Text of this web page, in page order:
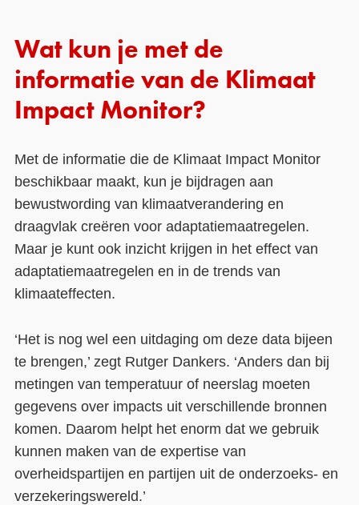
Wat kun je met de
informatie van de Klimaat
Impact Monitor?
Met de informatie die de Klimaat Impact Monitor
beschikbaar maakt, kun je bijdragen aan
bewustwording van klimaatverandering en
draagvlak creëren voor adaptatiemaatregelen.
Maar je kunt ook inzicht krijgen in het effect van
adaptatiemaatregelen en in de trends van
klimaateffecten.
‘Het is nog wel een uitdaging om deze data bijeen
te brengen,’ zegt Rutger Dankers. ‘Anders dan bij
metingen van temperatuur of neerslag moeten
gegevens over impacts uit verschillende bronnen
komen. Daarom helpt het enorm dat we gebruik
kunnen maken van de expertise van
overheidspartijen en partijen uit de onderzoeks- en
verzekeringswereld.’